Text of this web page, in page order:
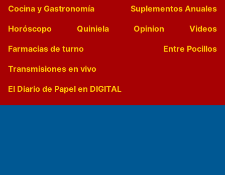
Cocina y Gastronomía
Suplementos Anuales
Horóscopo
Quiniela Opinion
Videos
Farmacias de turno
Entre Pocillos
Transmisiones en vivo
El Diario de Papel en DIGITAL